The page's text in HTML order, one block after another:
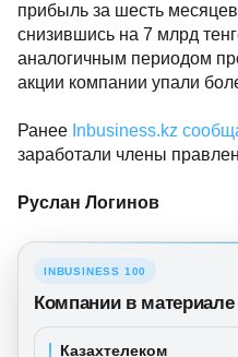
прибыль за шесть
снизившись на 7 млрд
аналогичным периодом
акции компании упали
Ранее Inbusiness.kz
заработали члены
Руслан Логинов
INBUSINESS 100
Компании в материале
Казахтелеком